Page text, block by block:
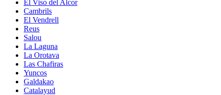
El Viso del Alcor
Cambrils
El Vendrell
Reus
Salou
La Laguna
La Orotava
Las Chafiras
Yuncos
Galdakao
Catalayud